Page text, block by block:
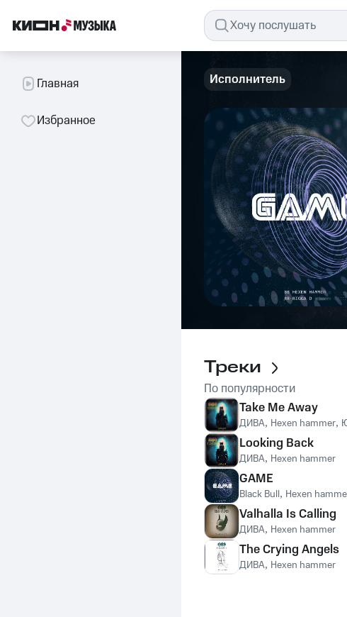
Главная
Избранное
Исполнитель
Треки
По популярности
Take Me Away
ДИВА, Hexen hammer,
Looking Back
ДИВА, Hexen hammer
GAME
Black Bull, Hexen
Valhalla Is Calling
ДИВА, Hexen hammer
The Crying Angels
ДИВА, Hexen hammer